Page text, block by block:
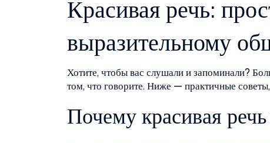
Красивая речь:
выразительному
Хотите, чтобы вас слушали и запоминали?
том, что говорите. Ниже — практичные
Почему красивая